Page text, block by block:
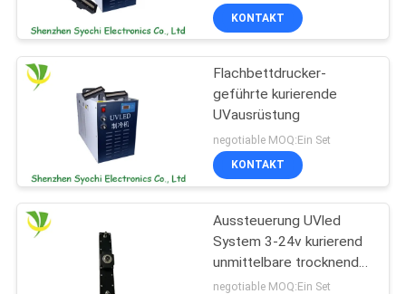
Maschinen-20000h
kurierend
KONTAKT
Flachbettdrucker-
geführte kurierende
UVausrüstung
negotiable MOQ:Ein Set
KONTAKT
Aussteuerung UVled
System 3-24v kurierend
unmittelbare trocknende
Aushärtungszeit DCs
negotiable MOQ:Ein Set